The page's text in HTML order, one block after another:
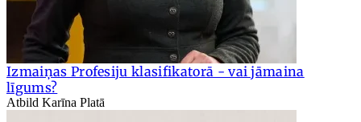
Izmaiņas Profesiju klasifikatorā - vai jāmaina
līgums?
Atbild Karīna Platā